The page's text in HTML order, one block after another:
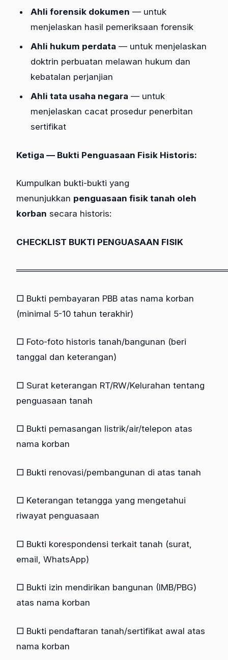
Ahli forensik dokumen — untuk
menjelaskan hasil pemeriksaan forensik
Ahli hukum perdata — untuk menjelaskan
doktrin perbuatan melawan hukum dan
kebatalan perjanjian
Ahli tata usaha negara — untuk
menjelaskan cacat prosedur penerbitan
sertifikat
Ketiga — Bukti Penguasaan Fisik Historis:
Kumpulkan bukti-bukti yang
menunjukkan penguasaan fisik tanah oleh
korban secara historis:
CHECKLIST BUKTI PENGUASAAN FISIK
□ Bukti pembayaran PBB atas nama korban
(minimal 5-10 tahun terakhir)
□ Foto-foto historis tanah/bangunan (beri
tanggal dan keterangan)
□ Surat keterangan RT/RW/Kelurahan tentang
penguasaan tanah
□ Bukti pemasangan listrik/air/telepon atas
nama korban
□ Bukti renovasi/pembangunan di atas tanah
□ Keterangan tetangga yang mengetahui
riwayat penguasaan
□ Bukti korespondensi terkait tanah (surat,
email, WhatsApp)
□ Bukti izin mendirikan bangunan (IMB/PBG)
atas nama korban
□ Bukti pendaftaran tanah/sertifikat awal atas
nama korban